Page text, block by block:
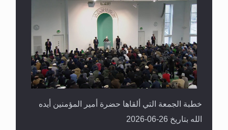
خطبة الجمعة التي ألقاها حضرة أمير المؤمنين أيده
الله بتاريخ 26-06-2026